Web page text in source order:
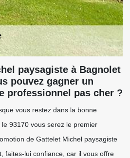
paysagiste à Bagnolet
pouvez gagner un
professionnel pas cher ?
vous restez dans la bonne
93170 vous serez le premier
de Gattelet Michel paysagiste
faites-lui confiance, car il vous offre